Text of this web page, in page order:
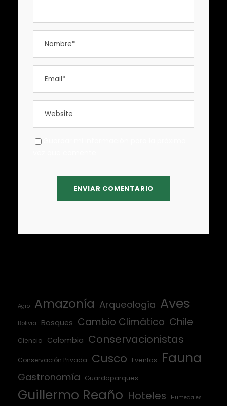
Agro Amazonía Arqueología Aves
Bolivia Bosques Cambio Climático Chile
Ciencia Colombia Conservacionistas
Conservación Privada Cusco Eventos Fauna
Gastronomía Guardaparques
Guillermo Reaño Hoteles Humedales